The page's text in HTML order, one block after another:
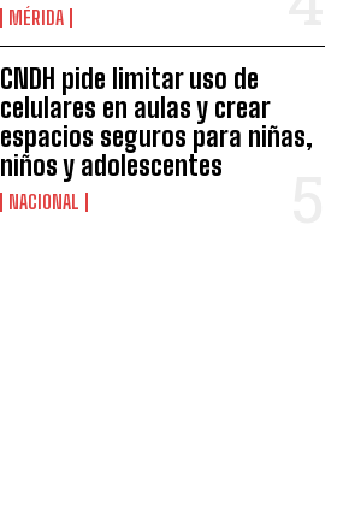
MÉRIDA
CNDH pide limitar uso de
celulares en aulas y crear
espacios seguros para niñas,
niños y adolescentes
NACIONAL